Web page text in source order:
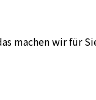
machen wir für